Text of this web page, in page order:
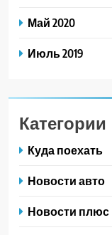
Май 2020
Июль 2019
Категории
Куда поехать
Новости авто
Новости плюс